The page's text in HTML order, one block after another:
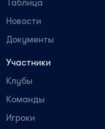
Таблица
Новости
Документы
Участники
Клубы
Команды
Игроки